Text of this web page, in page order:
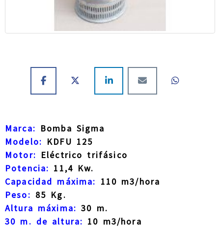
Marca: Bomba Sigma
Modelo: KDFU 125
Motor: Eléctrico trifásico
Potencia: 11,4 Kw.
Capacidad máxima: 110 m3/hora
Peso: 85 Kg.
Altura máxima: 30 m.
30 m. de altura: 10 m3/hora